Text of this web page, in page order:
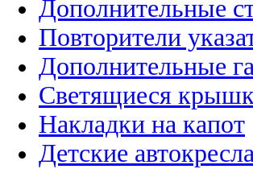
Дополнительные
Повторители
Дополнительные
Светящиеся
Накладки на капот
Детские